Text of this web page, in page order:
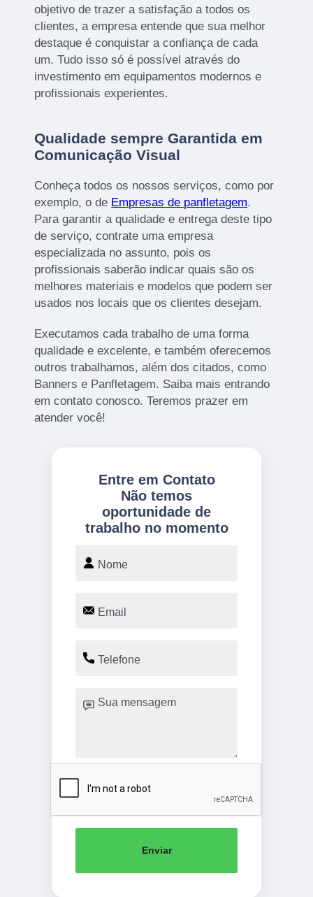
objetivo de trazer a satisfação a todos os
clientes, a empresa entende que sua melhor
destaque é conquistar a confiança de cada
um. Tudo isso só é possível através do
investimento em equipamentos modernos e
profissionais experientes.
Qualidade sempre Garantida em
Comunicação Visual
Conheça todos os nossos serviços, como por
exemplo, o de Empresas de panfletagem.
Para garantir a qualidade e entrega deste tipo
de serviço, contrate uma empresa
especializada no assunto, pois os
profissionais saberão indicar quais são os
melhores materiais e modelos que podem ser
usados nos locais que os clientes desejam.
Executamos cada trabalho de uma forma
qualidade e excelente, e também oferecemos
outros trabalhamos, além dos citados, como
Banners e Panfletagem. Saiba mais entrando
em contato conosco. Teremos prazer em
atender você!
Entre em Contato
Não temos
oportunidade de
trabalho no momento
Enviar